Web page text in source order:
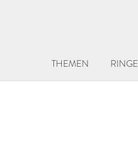
THEMEN RINGE